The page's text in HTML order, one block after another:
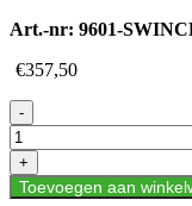
Art.-nr: 9601-
€357,50
POWER
BRICK
300
Watt
aantal
-
+
Toevoegen aan